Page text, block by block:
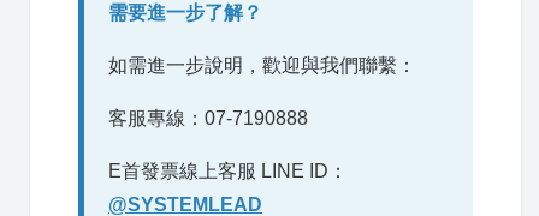
需要進一步了解？
如需進一步說明，歡迎與我們聯繫：
客服專線：07-7190888
E首發票線上客服 LINE ID：
@SYSTEMLEAD